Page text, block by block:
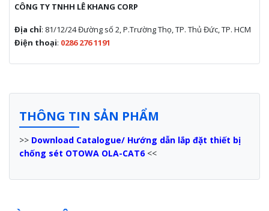
CÔNG TY TNHH LÊ KHANG CORP
Địa chỉ: 81/12/24 Đường số 2, P.Trường Thọ, TP. Thủ Đức, TP. HCM
Điện thoại: 0286 276 1191
THÔNG TIN SẢN PHẨM
>> Download Catalogue/ Hướng dẫn lắp đặt thiết bị
chống sét OTOWA OLA-CAT6<<